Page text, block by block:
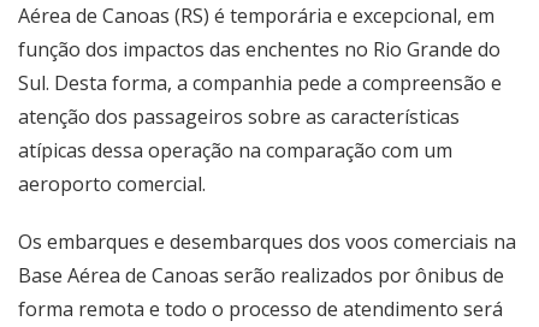
Aérea de Canoas (RS) é temporária e excepcional, em
função dos impactos das enchentes no Rio Grande do
Sul. Desta forma, a companhia pede a compreensão e
atenção dos passageiros sobre as características
atípicas dessa operação na comparação com um
aeroporto comercial.
Os embarques e desembarques dos voos comerciais na
Base Aérea de Canoas serão realizados por ônibus de
forma remota e todo o processo de atendimento será